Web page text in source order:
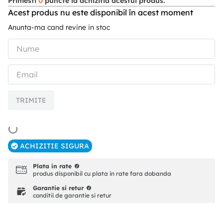
Acest produs nu este disponibil în acest moment
Anunta-ma cand revine in stoc
TRIMITE
ACHIZITIE SIGURA
Plata in rate
produs disponibil cu plata in rate fara dobanda
Garantie si retur
conditii de garantie si retur